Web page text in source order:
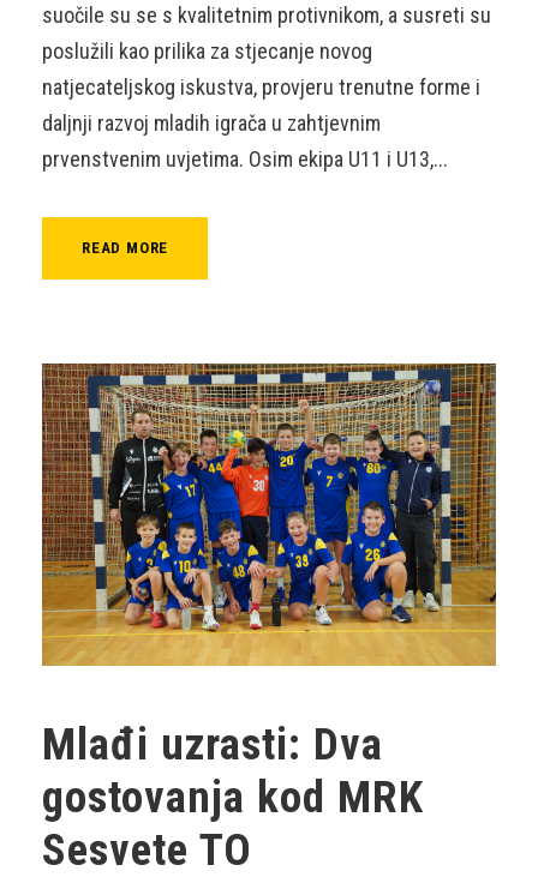
suočile su se s kvalitetnim protivnikom, a susreti su
poslužili kao prilika za stjecanje novog
natjecateljskog iskustva, provjeru trenutne forme i
daljnji razvoj mladih igrača u zahtjevnim
prvenstvenim uvjetima. Osim ekipa U11 i U13,...
READ MORE
Mlađi uzrasti: Dva
gostovanja kod MRK
Sesvete TO